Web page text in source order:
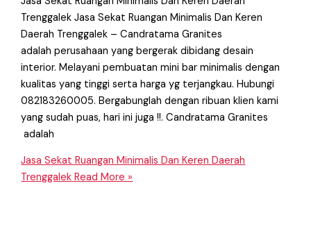
Trenggalek Jasa Sekat Ruangan Minimalis Dan Keren
Daerah Trenggalek – Candratama Granites
adalah perusahaan yang bergerak dibidang desain
interior. Melayani pembuatan mini bar minimalis dengan
kualitas yang tinggi serta harga yg terjangkau. Hubungi
082183260005. Bergabunglah dengan ribuan klien kami
yang sudah puas, hari ini juga !!. Candratama Granites
adalah
Jasa Sekat Ruangan Minimalis Dan Keren Daerah
Trenggalek Read More »